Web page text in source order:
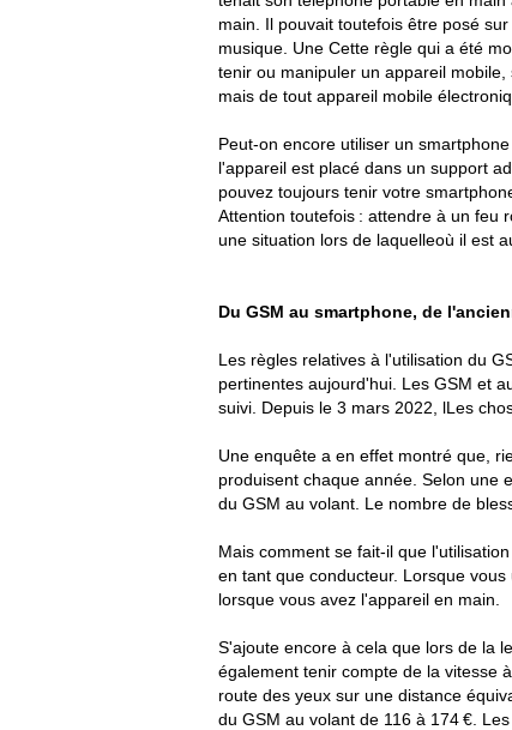
main. Il pouvait toutefois être posé
musique. Une Cette règle qui a été
tenir ou manipuler un appareil
mais de tout appareil mobile
Peut-on encore utiliser un
l'appareil est placé dans un support
pouvez toujours tenir votre
Attention toutefois : attendre à un feu
une situation lors de laquelleoù il est
Du GSM au smartphone, de
Les règles relatives à l'utilisation du
pertinentes aujourd'hui. Les GSM et
suivi. Depuis le 3 mars 2022, lLes
Une enquête a en effet montré que,
produisent chaque année. Selon une
du GSM au volant. Le nombre de
Mais comment se fait-il que
en tant que conducteur. Lorsque
lorsque vous avez l'appareil en main.
S'ajoute encore à cela que lors de la
également tenir compte de la vitesse
route des yeux sur une distance
du GSM au volant de 116 à 174 €.